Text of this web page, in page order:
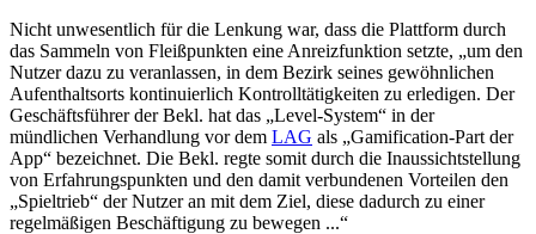
Nicht unwesentlich für die Lenkung war, dass die Plattform durch
das Sammeln von Fleißpunkten eine Anreizfunktion setzte, „um den
Nutzer dazu zu veranlassen, in dem Bezirk seines gewöhnlichen
Aufenthaltsorts kontinuierlich Kontrolltätigkeiten zu erledigen. Der
Geschäftsführer der Bekl. hat das „Level-System“ in der
mündlichen Verhandlung vor dem LAG als „Gamification-Part der
App“ bezeichnet. Die Bekl. regte somit durch die Inaussichtstellung
von Erfahrungspunkten und den damit verbundenen Vorteilen den
„Spieltrieb“ der Nutzer an mit dem Ziel, diese dadurch zu einer
regelmäßigen Beschäftigung zu bewegen ...“